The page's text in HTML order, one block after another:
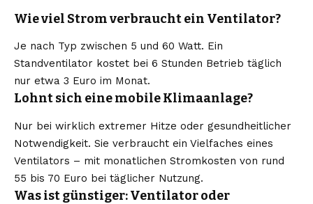
Wie viel Strom verbraucht ein Ventilator?
Je nach Typ zwischen 5 und 60 Watt. Ein
Standventilator kostet bei 6 Stunden Betrieb täglich
nur etwa 3 Euro im Monat.
Lohnt sich eine mobile Klimaanlage?
Nur bei wirklich extremer Hitze oder gesundheitlicher
Notwendigkeit. Sie verbraucht ein Vielfaches eines
Ventilators – mit monatlichen Stromkosten von rund
55 bis 70 Euro bei täglicher Nutzung.
Was ist günstiger: Ventilator oder